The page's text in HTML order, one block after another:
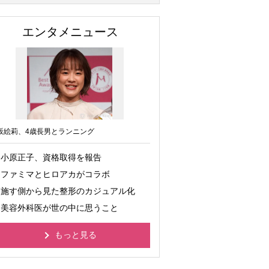
エンタメニュース
絵莉、4歳長男とランニング
小原正子、資格取得を報告
ファミマとヒロアカがコラボ
施す側から見た整形のカジュアル化
美容外科医が世の中に思うこと
もっと見る